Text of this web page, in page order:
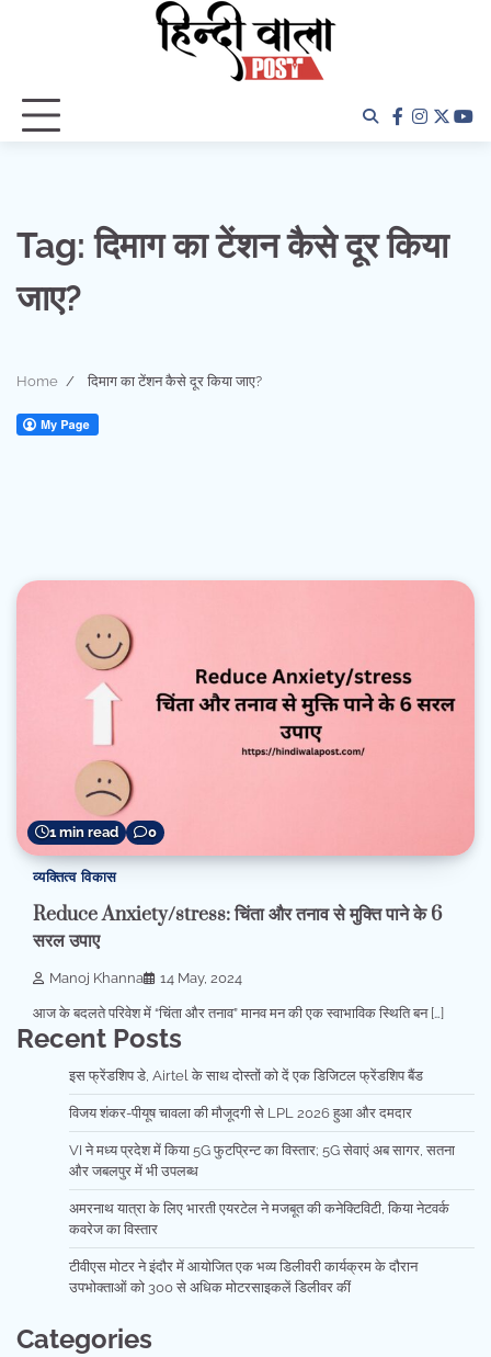
facebook
twitter
Tag:दिमाग का टेंशन कैसे दूर किया
जाए?
Home दिमाग का टेंशन कैसे दूर किया जाए?
1 min read 0
व्यक्तित्व विकास
Reduce Anxiety/stress: चिंता और तनाव से मुक्ति पाने के 6
सरल उपाए
Manoj Khanna 14 May, 2024
आज के बदलते परिवेश में “चिंता और तनाव” मानव मन की एक स्वाभाविक स्थिति बन […]
Recent Posts
इस फ्रेंडशिप डे, Airtel के साथ दोस्तों को दें एक डिजिटल फ्रेंडशिप बैंड
विजय शंकर-पीयूष चावला की मौजूदगी से LPL 2026 हुआ और दमदार
VI ने मध्य प्रदेश में किया 5G फुटप्रिन्ट का विस्तार; 5G सेवाएं अब सागर, सतना
और जबलपुर में भी उपलब्ध
अमरनाथ यात्रा के लिए भारती एयरटेल ने मजबूत की कनेक्टिविटी, किया नेटवर्क
कवरेज का विस्तार
टीवीएस मोटर ने इंदौर में आयोजित एक भव्य डिलीवरी कार्यक्रम के दौरान
उपभोक्ताओं को 300 से अधिक मोटरसाइकलें डिलीवर कीं
Categories